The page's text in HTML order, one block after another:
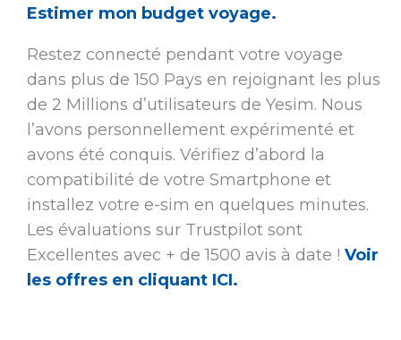
Estimer mon budget voyage.
Restez connecté pendant votre voyage
dans plus de 150 Pays en rejoignant les plus
de 2 Millions d’utilisateurs de Yesim. Nous
l’avons personnellement expérimenté et
avons été conquis. Vérifiez d’abord la
compatibilité de votre Smartphone et
installez votre e-sim en quelques minutes.
Les évaluations sur Trustpilot sont
Excellentes avec + de 1500 avis à date ! Voir
les offres en cliquant ICI.